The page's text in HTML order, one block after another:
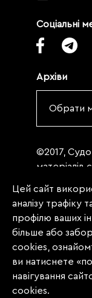
Соціальні
Архіви
Обрати
©2017,
матеріалів
«Судовий
абзацу.
заборона
(передрук,
інше
Матеріали
Цей сайт
аналізу трафіку
профілю ваших
більше або
cookies,
ви натиснете
навігування
cookies.